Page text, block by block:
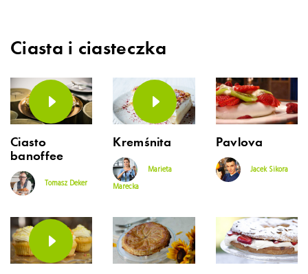
Ciasta i ciasteczka
Ciasto
banoffee
Tomasz Deker
Kremśnita
Marieta
Marecka
Pavlova
Jacek Sikora